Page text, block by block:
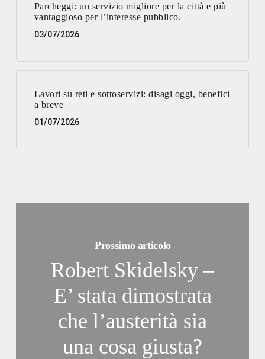
Parcheggi: un servizio migliore per la città e più
vantaggioso per l’interesse pubblico.
03/07/2026
Lavori su reti e sottoservizi: disagi oggi, benefici
a breve
01/07/2026
Prossimo articolo
Robert Skidelsky –
E’ stata dimostrata
che l’austerità sia
una cosa giusta?